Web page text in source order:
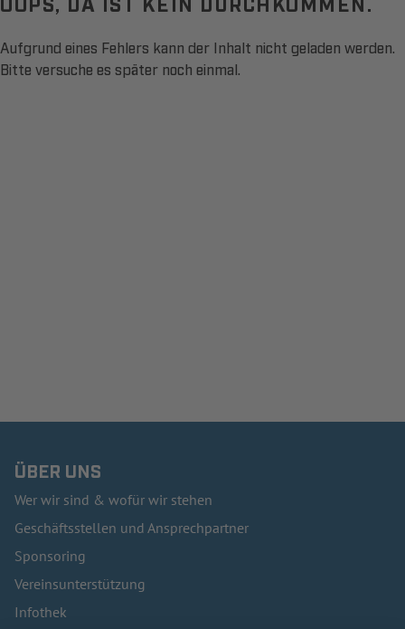
Aufgrund eines Fehlers kann der Inhalt nicht geladen werden.
Bitte versuche es später noch einmal.
ÜBER UNS
Wer wir sind & wofür wir stehen
Geschäftsstellen und Ansprechpartner
Sponsoring
Vereinsunterstützung
Infothek